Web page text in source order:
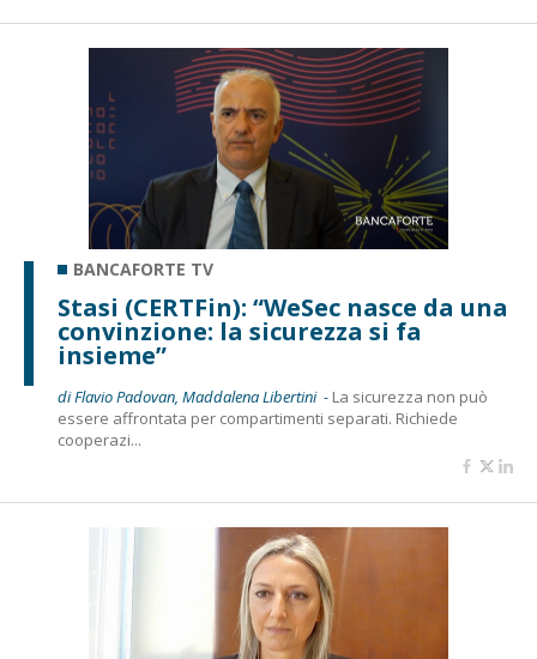
BANCAFORTE TV
Stasi (CERTFin): “WeSec nasce da una
convinzione: la sicurezza si fa
insieme”
di Flavio Padovan, Maddalena Libertini - La sicurezza non può
essere affrontata per compartimenti separati. Richiede
cooperazi...